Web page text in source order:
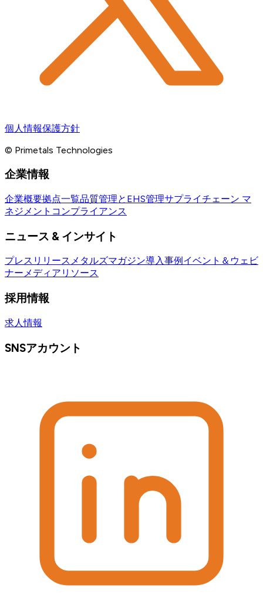
個人情報保護方針
© Primetals Technologies
企業情報
企業概要拠点一覧品質管理とEHS管理サプライチェーン マ
ネジメント コンプライアンス
ニュース & インサイト
プレスリリース メタルズマガジン導入事例 イベント＆ウェビ
ナーメディアリソース
採用情報
求人情報
SNSアカウント